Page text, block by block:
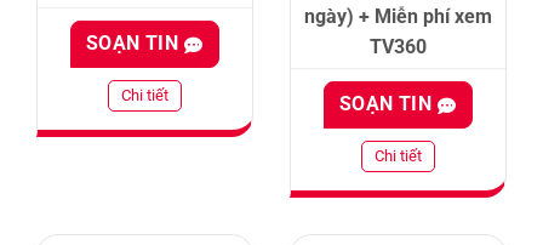
SOẠN TIN
Chi tiết
ngày) + Miễn phí xem
TV360
SOẠN TIN
Chi tiết